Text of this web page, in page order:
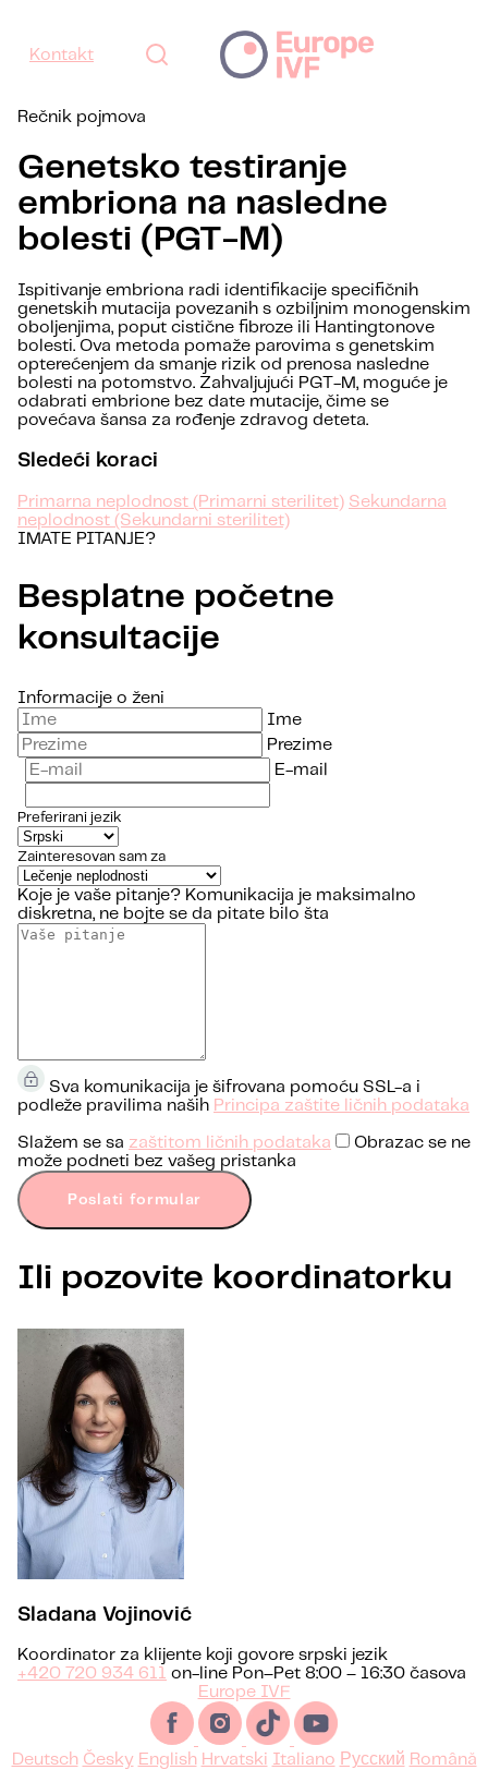
Kontakt
Rečnik pojmova
Genetsko testiranje
embriona na nasledne
bolesti (PGT-M)
Ispitivanje embriona radi identifikacije specifičnih
genetskih mutacija povezanih s ozbiljnim monogenskim
oboljenjima, poput cistične fibroze ili Hantingtonove
bolesti. Ova metoda pomaže parovima s genetskim
opterećenjem da smanje rizik od prenosa nasledne
bolesti na potomstvo. Zahvaljujući PGT-M, moguće je
odabrati embrione bez date mutacije, čime se
povećava šansa za rođenje zdravog deteta.
Sledeći koraci
Primarna neplodnost (Primarni sterilitet) Sekundarna
neplodnost (Sekundarni sterilitet)
IMATE PITANJE?
Besplatne početne
konsultacije
Informacije o ženi
Ime
Prezime
E-mail
Preferirani jezik
Zainteresovan sam za
Koje je vaše pitanje? Komunikacija je maksimalno
diskretna, ne bojte se da pitate bilo šta
Sva komunikacija je šifrovana pomoću SSL-a i
podleže pravilima naših Principa zaštite ličnih podataka
Slažem se sa zaštitom ličnih podataka
Obrazac se ne
može podneti bez vašeg pristanka
Poslati formular
Ili pozovite koordinatorku
Sladana Vojinović
Koordinator za klijente koji govore srpski jezik
+420 720 934 611 on-line Pon–Pet 8:00 – 16:30 časova
Europe IVF
Deutsch Česky English Hrvatski Italiano Русский Română